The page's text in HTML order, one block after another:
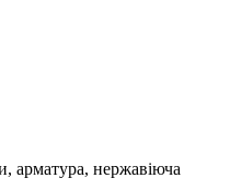
арматура, нержавіюча